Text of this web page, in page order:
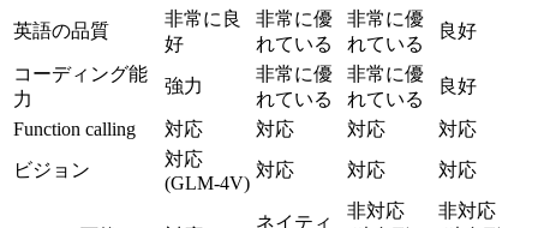
英語の品質
非常に良
好
非常に優
れている
非常に優
れている
良好
コーディング能
力
強力
非常に優
れている
非常に優
れている
良好
Function calling 対応 対応 対応
対応
ビジョン
対応
(GLM-4V)
対応 対応 対応
ネイティ
非対応
非対応